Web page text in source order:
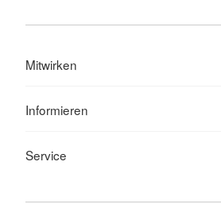
Mitwirken
Informieren
Service